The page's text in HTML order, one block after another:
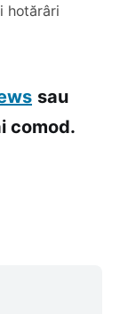
hotărâri
sau
comod.